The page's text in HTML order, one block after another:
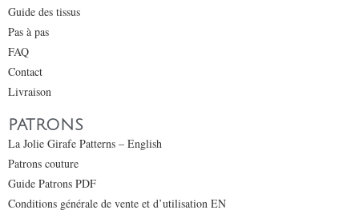
Guide des tissus
Pas à pas
FAQ
Contact
Livraison
PATRONS
La Jolie Girafe Patterns – English
Patrons couture
Guide Patrons PDF
Conditions générale de vente et d’utilisation EN